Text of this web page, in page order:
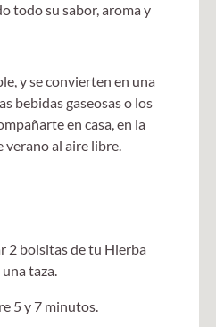
todo su sabor, aroma y
y se convierten en una
bebidas gaseosas o los
en casa, en la
verano al aire libre.
2 bolsitas de tu Hierba
taza.
5 y 7 minutos.